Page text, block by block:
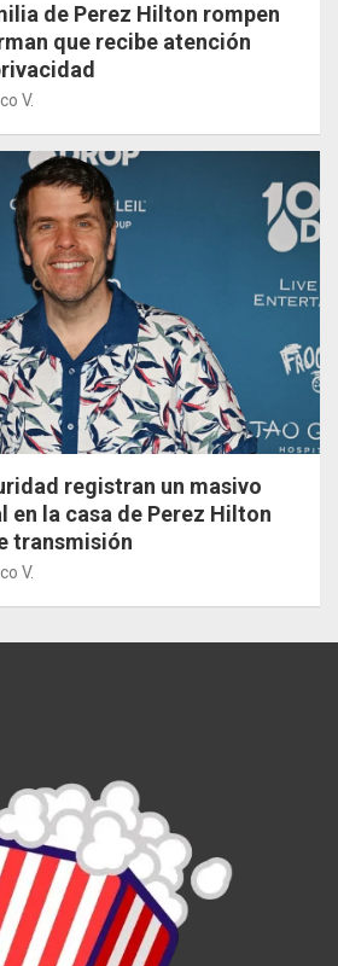
de Perez Hilton rompen
que recibe atención
V.
registran un masivo
la casa de Perez Hilton
transmisión
V.